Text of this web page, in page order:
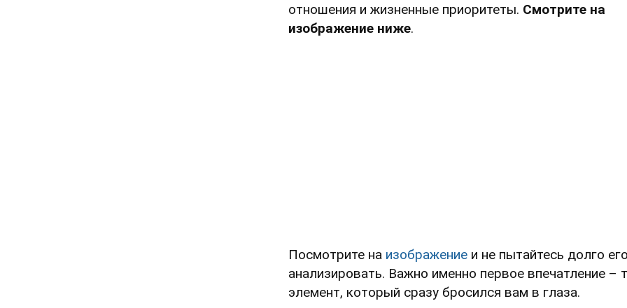
отношения и жизненные приоритеты. Смотрите на
изображение ниже.
Посмотрите на изображение и не пытайтесь долго его
анализировать. Важно именно первое впечатление –
элемент, который сразу бросился вам в глаза.